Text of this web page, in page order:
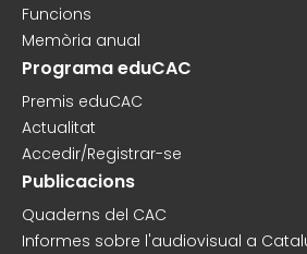
Funcions
Memòria anual
Programa eduCAC
Premis eduCAC
Actualitat
Accedir/Registrar-se
Publicacions
Quaderns del CAC
Informes sobre l'audiovisual a